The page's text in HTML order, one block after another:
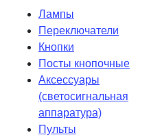
Лампы
Переключатели
Кнопки
Посты кнопочные
Аксессуары
(светосигнальная
аппаратура)
Пульты